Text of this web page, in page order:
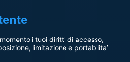
i tuoi diritti di accesso,
limitazione e portabilita’